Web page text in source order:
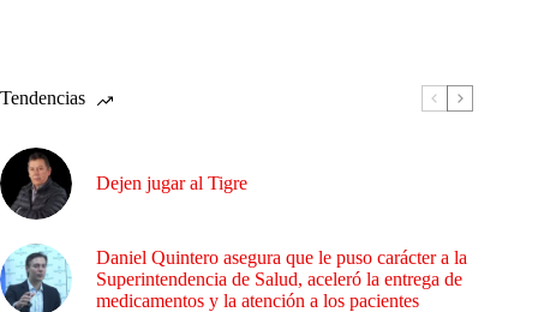
Tendencias
Dejen jugar al Tigre
Daniel Quintero asegura que le puso carácter a la
Superintendencia de Salud, aceleró la entrega de
medicamentos y la atención a los pacientes